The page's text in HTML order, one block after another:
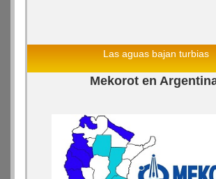
Las aguas bajan turbias
Mekorot en